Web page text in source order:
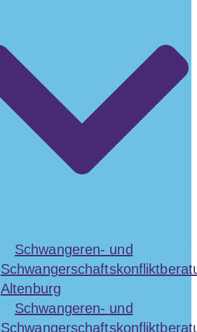
Schwangeren- und
Altenburg
Schwangeren- und